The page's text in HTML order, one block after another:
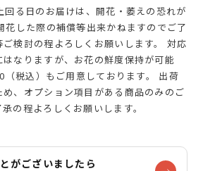
る日のお届けは、開花・萎えの恐れが
花した際の補償等出来かねますのでご了
検討の程よろしくお願いします。 対応
なりますが、お花の鮮度保持が可能
税込）もご用意しております。 出荷
、オプション項目がある商品のみのご
の程よろしくお願いします。
がございましたら